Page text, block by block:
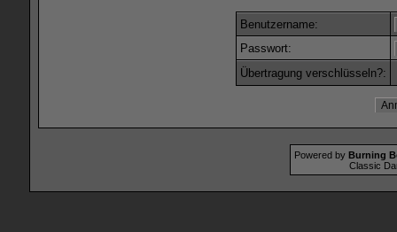
Benutzername:
Passwort:
Übertragung verschlüsseln?:
Powered by Burning
Classic